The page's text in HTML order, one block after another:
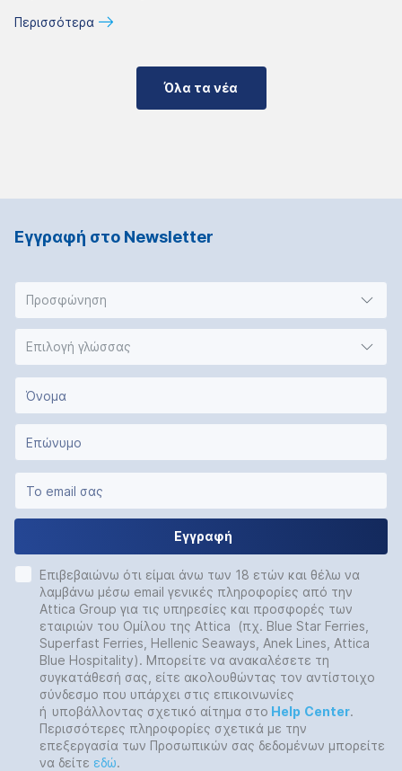
Περισσότερα
Όλα τα νέα
Εγγραφή στο Νewsletter
Προσφώνηση
Επιλογή γλώσσας
Εγγραφή
Επιβεβαιώνω ότι είμαι άνω των 18 ετών και θέλω να
λαμβάνω μέσω email γενικές πληροφορίες από την
Attica Group για τις υπηρεσίες και προσφορές των
εταιριών του Ομίλου της Attica (πχ. Blue Star Ferries,
Superfast Ferries, Hellenic Seaways, Anek Lines, Attica
Blue Hospitality). Μπορείτε να ανακαλέσετε τη
συγκατάθεσή σας, είτε ακολουθώντας τον αντίστοιχο
σύνδεσμο που υπάρχει στις επικοινωνίες
ή υποβάλλοντας σχετικό αίτημα στο Help Center.
Περισσότερες πληροφορίες σχετικά με την
επεξεργασία των Προσωπικών σας δεδομένων μπορείτε
να δείτε εδώ.